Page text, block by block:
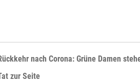
nach Corona: Grüne Damen
zur Seite